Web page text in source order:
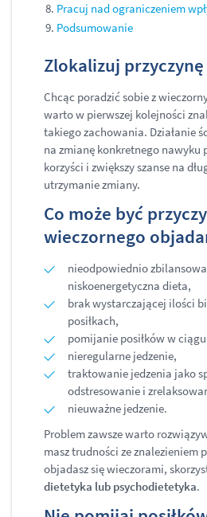
Pracuj nad ograniczeniem
Podsumowanie
Zlokalizuj przyczynę
Chcąc poradzić sobie z
warto w pierwszej kolejności
takiego zachowania. Działanie
na zmianę konkretnego nawyku
korzyści i zwiększy szanse na
utrzymanie zmiany.
Co może być
wieczornego
nieodpowiednio
niskoenergetyczna dieta,
brak wystarczającej ilości
posiłkach,
pomijanie posiłków w
nieregularne jedzenie,
traktowanie jedzenia jako
odstresowanie i
nieuważne jedzenie.
Problem zawsze warto
masz trudności ze znalezieniem
objadasz się wieczorami,
dietetyka lub psychodietetyka.